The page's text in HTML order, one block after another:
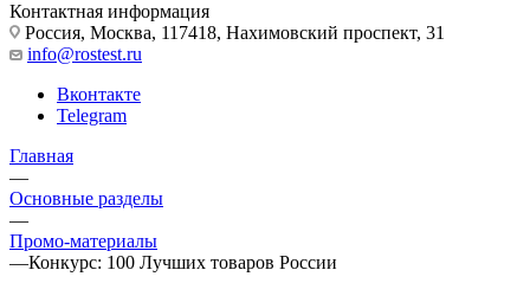
Контактная информация
Россия, Москва, 117418, Нахимовский проспект, 31
info@rostest.ru
Вконтакте
Telegram
Главная
—
Основные разделы
—
Промо-материалы
—Конкурс: 100 Лучших товаров России